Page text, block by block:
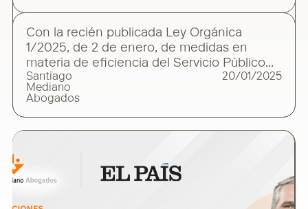
Con la recién publicada Ley Orgánica
1/2025, de 2 de enero, de medidas en
materia de eficiencia del Servicio Público
de Justicia, el año se estrena con
importantes novedades para quienes
introducido en 1998, ha terminado por
convertirse
Santiago
Mediano
Abogados
20/01/2025